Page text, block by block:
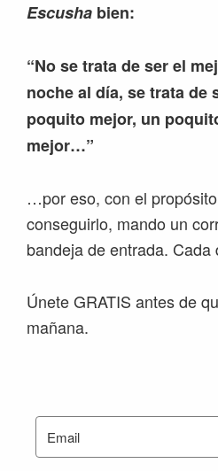
Escusha bien:
“No se trata de ser el
noche al día, se trata de
poquito mejor, un
mejor…”
…por eso, con el
conseguirlo, mando un
bandeja de entrada. Cada
Únete GRATIS antes de
mañana.